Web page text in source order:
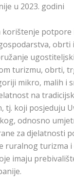
u 2023. godini
korištenje
obrti
turizmu, obrti,
mikro, malih i
na
tj. koji posjeduju
odnosno
za djelatnosti
ruralnog turizma i
imaju